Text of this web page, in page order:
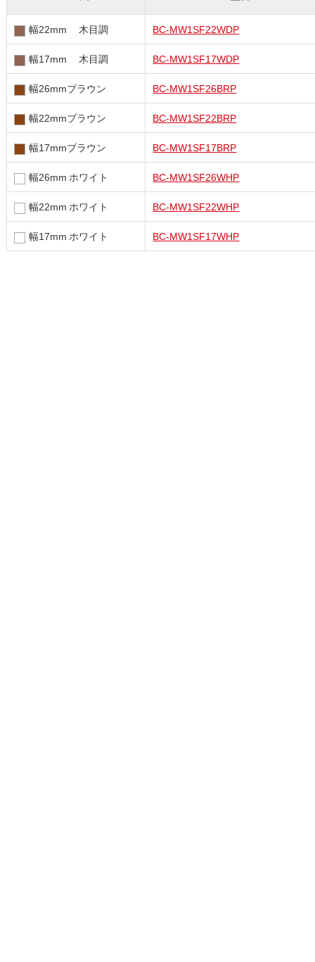
幅22mm 木目調 BC-MW1SF22WDP
幅17mm 木目調 BC-MW1SF17WDP
幅26mmブラウン BC-MW1SF26BRP
幅22mmブラウン BC-MW1SF22BRP
幅17mmブラウン BC-MW1SF17BRP
幅26mm ホワイト BC-MW1SF26WHP
幅22mm ホワイト BC-MW1SF22WHP
幅17mm ホワイト BC-MW1SF17WHP